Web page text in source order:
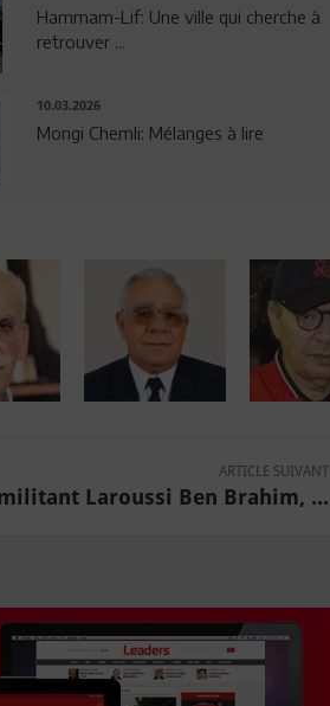
Hammam-Lif: Une ville qui cherche à
retrouver ...
10.03.2026
Mongi Chemli: Mélanges à lire
ARTICLE SUIVANT
Laroussi Ben Brahim, ...